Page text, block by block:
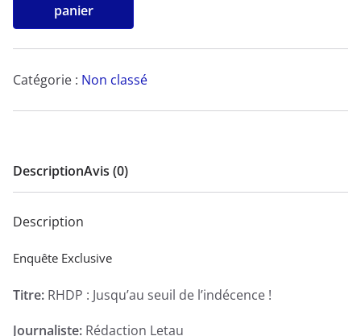
RHDP
:
Jusqu’au
de
Exclusive
panier
Catégorie : Non classé
DescriptionAvis (0)
Description
Enquête Exclusive
Titre: RHDP : Jusqu’au seuil de l’indécence !
Journaliste: Rédaction Letau